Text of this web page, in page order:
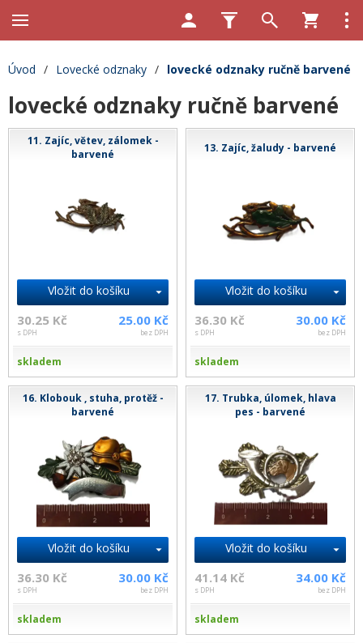
Úvod / Lovecké odznaky / lovecké odznaky ručně barvené
lovecké odznaky ručně barvené
11. Zajíc, větev, zálomek -
barvené
Vložit do košíku
30.25 Kč
s DPH
25.00 Kč
bez DPH
skladem
13. Zajíc, žaludy - barvené
Vložit do košíku
36.30 Kč
s DPH
30.00 Kč
bez DPH
skladem
16. Klobouk , stuha, protěž -
barvené
Vložit do košíku
36.30 Kč
s DPH
30.00 Kč
bez DPH
skladem
17. Trubka, úlomek, hlava
pes - barvené
Vložit do košíku
41.14 Kč
s DPH
34.00 Kč
bez DPH
skladem